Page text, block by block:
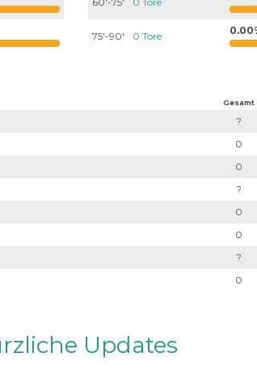
75'-90' 0 Tore
Gesamt
?
0
0
?
0
0
?
0
Updates